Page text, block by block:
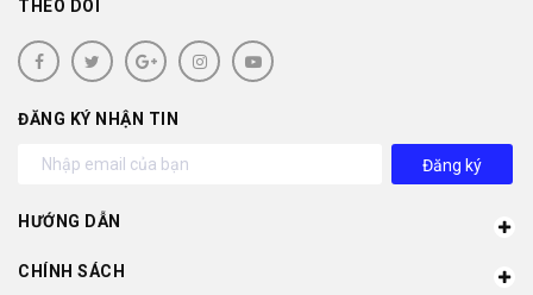
THEO DÕI
ĐĂNG KÝ NHẬN TIN
Đăng ký
HƯỚNG DẪN
CHÍNH SÁCH